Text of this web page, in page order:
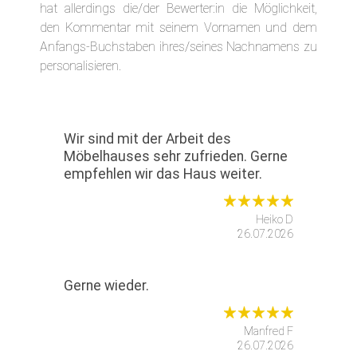
hat allerdings die/der Bewerter:in die Möglichkeit,
den Kommentar mit seinem Vornamen und dem
Anfangs-Buchstaben ihres/seines Nachnamens zu
personalisieren.
Wir sind mit der Arbeit des
Möbelhauses sehr zufrieden. Gerne
empfehlen wir das Haus weiter.
Heiko D
26.07.2026
Gerne wieder.
Manfred F
26.07.2026